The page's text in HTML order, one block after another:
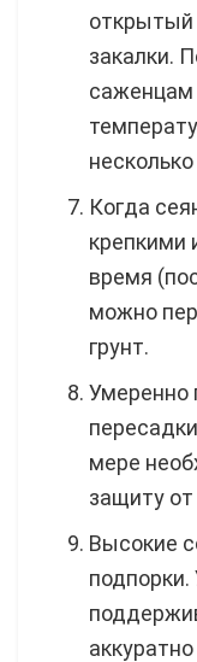
открытый
закалки.
саженцам
Когда
крепкими
время
можно
грунт.
Умеренно
мере
защиту
Высокие
подпорки.